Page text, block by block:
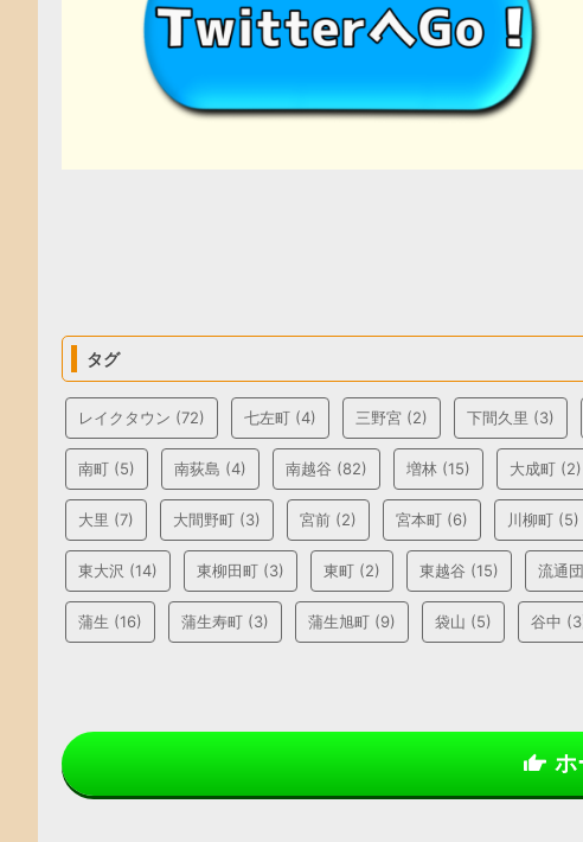
タグ
レイクタウン (72) 七左町 (4) 三野宮 (2) 下間久里 (3)
南町 (5) 南荻島 (4) 南越谷 (82) 増林 (15) 大成町 (2)
大里 (7) 大間野町 (3) 宮前 (2) 宮本町 (6) 川柳町 (5)
東大沢 (14) 東柳田町 (3) 東町 (2) 東越谷 (15) 流通
蒲生 (16) 蒲生寿町 (3) 蒲生旭町 (9) 袋山 (5) 谷中
ホ